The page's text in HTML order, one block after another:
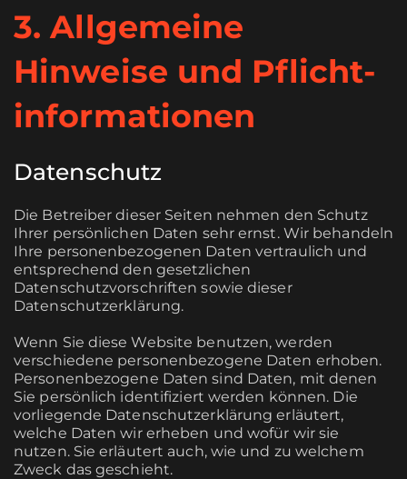
3. Allgemeine
Hinweise und Pflicht­
informationen
Datenschutz
Die Betreiber dieser Seiten nehmen den Schutz
Ihrer persönlichen Daten sehr ernst. Wir behandeln
Ihre personenbezogenen Daten vertraulich und
entsprechend den gesetzlichen
Datenschutzvorschriften sowie dieser
Datenschutzerklärung.
Wenn Sie diese Website benutzen, werden
verschiedene personenbezogene Daten erhoben.
Personenbezogene Daten sind Daten, mit denen
Sie persönlich identifiziert werden können. Die
vorliegende Datenschutzerklärung erläutert,
welche Daten wir erheben und wofür wir sie
nutzen. Sie erläutert auch, wie und zu welchem
Zweck das geschieht.